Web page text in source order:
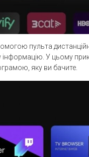
пульта
У цьому
яку ви бачите.